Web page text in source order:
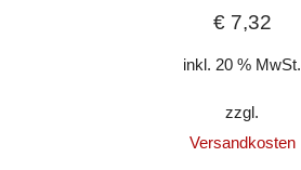
€7,32
inkl. 20 % MwSt.
zzgl.
Versandkosten